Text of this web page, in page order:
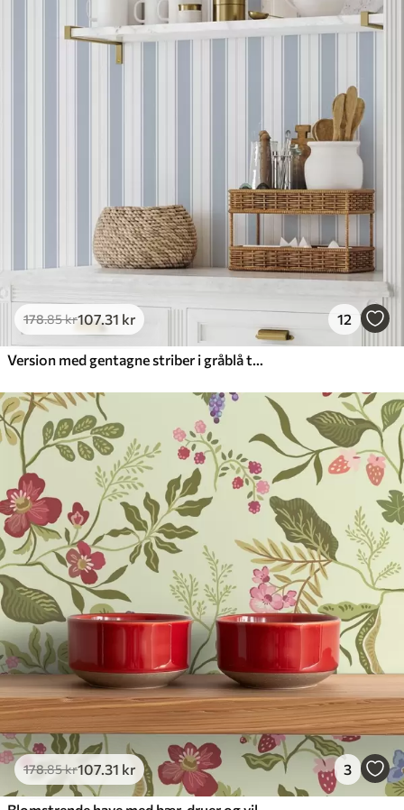
178.85kr107.31 kr 12
Version med gentagne striber i gråblå toner
178.85kr107.31 kr 3